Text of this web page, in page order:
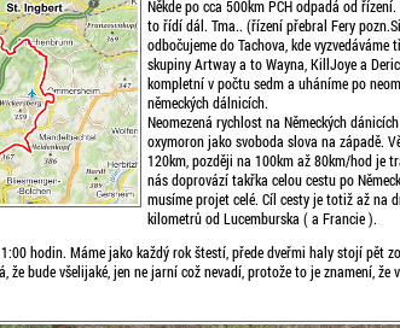
Někde po cca 500km PCH odpadá od
to řídí dál. Tma.. (řízení přebral Fery
odbočujeme do Tachova, kde vyzvedáváme
skupiny Artway a to Wayna, KillJoye a
kompletní v počtu sedm a uháníme po
německých dálnicích.
Neomezená rychlost na Německých
oxymoron jako svoboda slova na západě.
120km, později na 100km až 80km/hod je
nás doprovází takřka celou cestu po
musíme projet celé. Cíl cesty je totiž až na
kilometrů od Lucemburska ( a Francie ).
hodin. Máme jako každý rok štestí, přede dveřmi haly stojí pět
že bude všelijaké, jen ne jarní což nevadí, protože to je znamení, že